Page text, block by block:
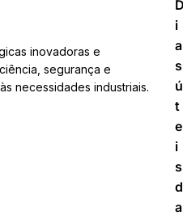
inovadoras e
segurança e
necessidades industriais.
i
a
s
ú
t
e
i
s
d
a